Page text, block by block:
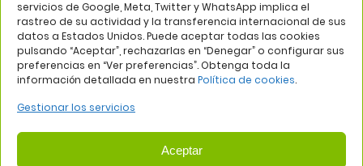
servicios de Google, Meta, Twitter y WhatsApp implica el
rastreo de su actividad y la transferencia internacional de sus
datos a Estados Unidos. Puede aceptar todas las cookies
pulsando “Aceptar”, rechazarlas en “Denegar” o configurar sus
preferencias en “Ver preferencias”. Obtenga toda la
información detallada en nuestra Política de cookies.
Gestionar los servicios
Aceptar
Aviso legal Política de privacidad
Política de cookies
Web: Bannister Global